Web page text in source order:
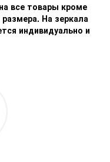
все товары кроме
На зеркала
индивидуально и